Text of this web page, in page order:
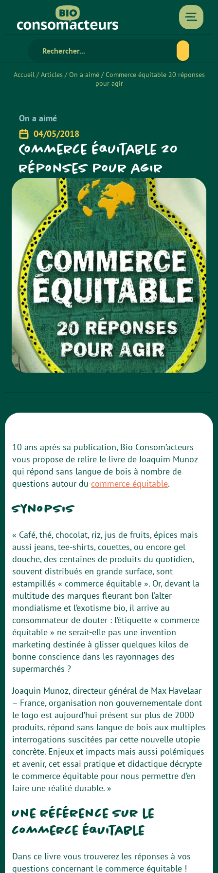
Accueil/Articles/On a aimé/Commerce équitable 20 réponses
pour agir
On a aimé
04/05/2018
Commerce équitable 20
réponses pour agir
10 ans après sa publication, Bio Consom’acteurs
vous propose de relire le livre de Joaquim Munoz
qui répond sans langue de bois à nombre de
questions autour du commerce équitable.
Synopsis
« Café, thé, chocolat, riz, jus de fruits, épices mais
aussi jeans, tee-shirts, couettes, ou encore gel
douche, des centaines de produits du quotidien,
souvent distribués en grande surface, sont
estampillés « commerce équitable ». Or, devant la
multitude des marques fleurant bon l’alter-
mondialisme et l’exotisme bio, il arrive au
consommateur de douter : l’étiquette « commerce
équitable » ne serait-elle pas une invention
marketing destinée à glisser quelques kilos de
bonne conscience dans les rayonnages des
supermarchés ?
Joaquin Munoz, directeur général de Max Havelaar
– France, organisation non gouvernementale dont
le logo est aujourd’hui présent sur plus de 2000
produits, répond sans langue de bois aux multiples
interrogations suscitées par cette nouvelle utopie
concrète. Enjeux et impacts mais aussi polémiques
et avenir, cet essai pratique et didactique décrypte
le commerce équitable pour nous permettre d’en
faire une réalité durable. »
Une référence sur le
commerce équitable
Dans ce livre vous trouverez les réponses à vos
questions concernant le commerce équitable !